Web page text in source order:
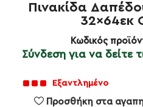
Πινακίδα
32×64εκ
Κωδικός
Σύνδεση για να δείτε
Εξαντλημένο
Προσθήκη στα